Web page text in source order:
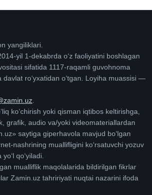
yangiliklari.
yil 1-dekabrda oʻz faoliyatini boshlagan
sifatida 1117-raqamli guvohnoma
davlat roʻyxatidan oʻtgan. Loyiha muassisi —
koʻchirish yoki qisman iqtibos keltirishga,
grafik, audio va/yoki videomateriallardan
saytiga giperhavola mavjud boʻlgan
nashrining muallifligini koʻrsatuvchi yozuv
qoʻyiladi.
mualliflik maqolalarida bildirilgan fikrlar
Zamin.uz tahririyati nuqtai nazarini ifoda